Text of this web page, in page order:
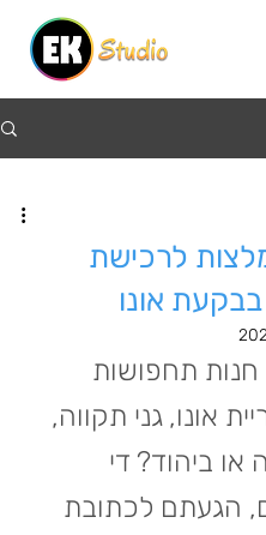
לרכישת
אונו
תחפושות
אונו, גני תקווה,
או ביהוד? די
הגעתם לכתובת